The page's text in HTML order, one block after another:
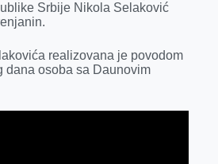
d
n
p
Srbije Nikola Selaković
realizovana je povodom
dana osoba sa Daunovim